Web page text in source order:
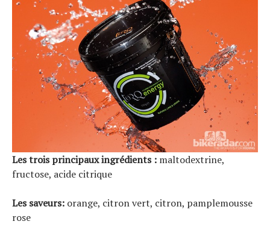
Les trois principaux ingrédients : maltodextrine,
fructose, acide citrique
Les saveurs: orange, citron vert, citron, pamplemousse
rose